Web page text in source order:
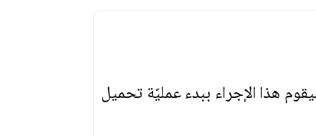
هذا الإجراء ببدء عمليّة تحميل